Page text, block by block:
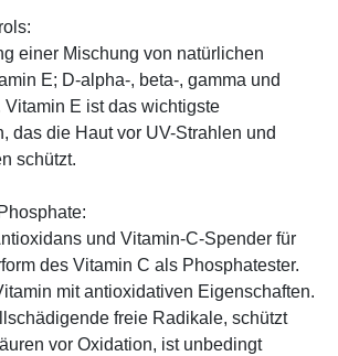
einer Mischung von natürlichen
E; D-alpha-, beta-, gamma und
Vitamin E ist das wichtigste
das die Haut vor UV-Strahlen und
schützt.
und Vitamin-C-Spender für
des Vitamin C als Phosphatester.
mit antioxidativen Eigenschaften.
freie Radikale, schützt
vor Oxidation, ist unbedingt